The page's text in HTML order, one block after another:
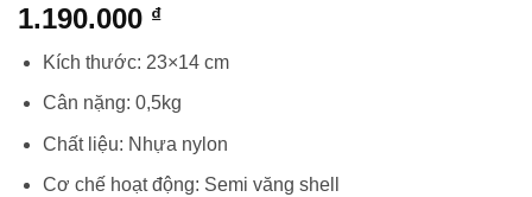
1.190.000 ₫
Kích thước: 23×14 cm
Cân nặng: 0,5kg
Chất liệu: Nhựa nylon
Cơ chế hoạt động: Semi văng shell